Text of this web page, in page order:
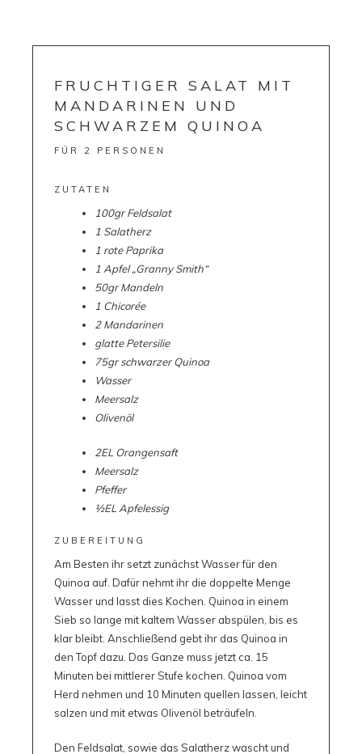
FRUCHTIGER SALAT MIT
MANDARINEN UND
SCHWARZEM QUINOA
FÜR 2 PERSONEN
ZUTATEN
100gr Feldsalat
1 Salatherz
1 rote Paprika
1 Apfel „Granny Smith“
50gr Mandeln
1 Chicorée
2 Mandarinen
glatte Petersilie
75gr schwarzer Quinoa
Wasser
Meersalz
Olivenöl
2EL Orangensaft
Meersalz
Pfeffer
½EL Apfelessig
ZUBEREITUNG
Am Besten ihr setzt zunächst Wasser für den
Quinoa auf. Dafür nehmt ihr die doppelte Menge
Wasser und lasst dies Kochen. Quinoa in einem
Sieb so lange mit kaltem Wasser abspülen, bis es
klar bleibt. Anschließend gebt ihr das Quinoa in
den Topf dazu. Das Ganze muss jetzt ca. 15
Minuten bei mittlerer Stufe kochen. Quinoa vom
Herd nehmen und 10 Minuten quellen lassen, leicht
salzen und mit etwas Olivenöl beträufeln.
Den Feldsalat, sowie das Salatherz wascht und